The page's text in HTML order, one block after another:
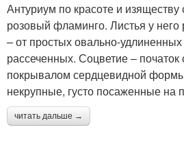
Антуриум по красоте и
розовый фламинго. Листья у
– от простых овально-
рассеченных. Соцветие –
покрывалом сердцевидной
некрупные, густо посаженные на
читать дальше →